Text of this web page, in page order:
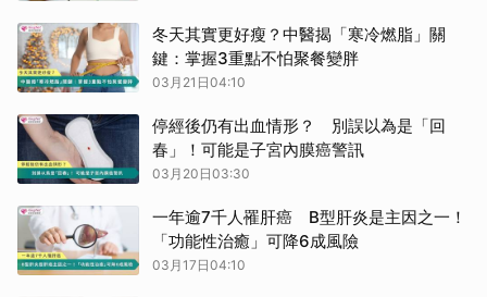
冬天其實更好瘦？中醫揭「寒冷燃脂」關
鍵：掌握3重點不怕聚餐變胖
03月21日04:10
停經後仍有出血情形？ 別誤以為是「回
春」！可能是子宮內膜癌警訊
03月20日03:30
一年逾7千人罹肝癌 B型肝炎是主因之一！
「功能性治癒」可降6成風險
03月17日04:10